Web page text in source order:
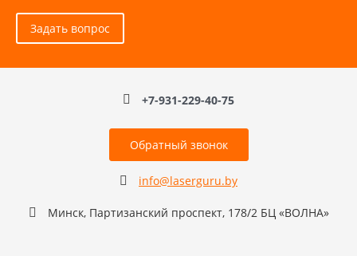
Задать вопрос
+7-931-229-40-75
Обратный звонок
info@laserguru.by
Минск, Партизанский проспект, 178/2 БЦ «ВОЛНА»